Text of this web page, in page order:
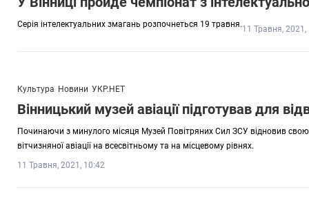
Серія інтелектуальних змагань розпочнеться 19 травня.11 Травня, 2021,
Культура Новини УКР.НЕТ
Вінницький музей авіації підготував для
Починаючи з минулого місяця Музей Повітряних Сил ЗСУ відновив свою
вітчизняної авіації на всесвітньому та на місцевому рівнях.
11 Травня, 2021, 10:42